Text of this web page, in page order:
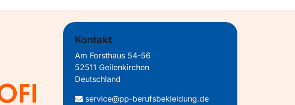
Kontakt
Am Forsthaus 54-56
52511 Geilenkirchen
Deutschland
service@pp-berufsbekleidung.de